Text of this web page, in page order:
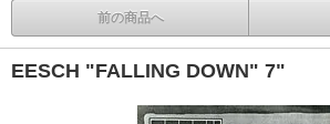
前の商品へ
EESCH "FALLING DOWN" 7"